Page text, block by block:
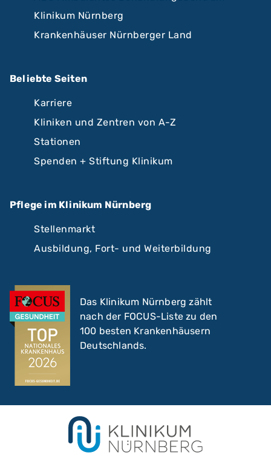
Klinikum Nürnberg
Krankenhäuser Nürnberger Land
Beliebte Seiten
Karriere
Kliniken und Zentren von A-Z
Stationen
Spenden + Stiftung Klinikum
Pflege im Klinikum Nürnberg
Stellenmarkt
Ausbildung, Fort- und Weiterbildung
Das Klinikum Nürnberg zählt
nach der FOCUS-Liste zu den
100 besten Krankenhäusern
Deutschlands.